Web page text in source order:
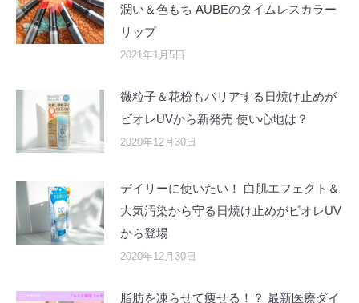
潤い＆色もち AUBEのタイムレスカラー
リップ
2021年1月5日
微粒子＆花粉もバリアする日焼け止めが
ビオレUVから新発売 使い心地は？
2020年12月30日
デイリーに使いたい！ 白肌エフェクト＆
大気汚染から守る日焼け止めがビオレUV
から登場
2020年12月30日
脂肪を凍らせて痩せる！？ 最新医療ダイ